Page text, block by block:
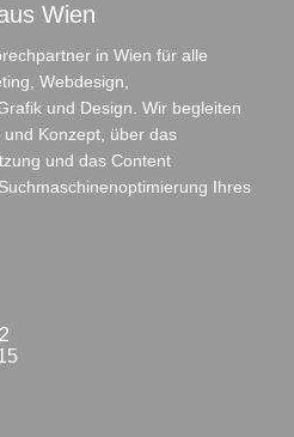
Wien
in Wien für alle
Webdesign,
und Design. Wir begleiten
Konzept, über das
und das Content
Ihres